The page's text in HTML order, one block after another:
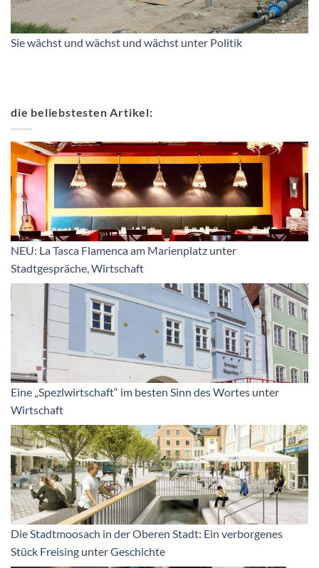
Sie wächst und wächst und wächst unter Politik
die beliebstesten Artikel:
NEU: La Tasca Flamenca am Marienplatz unter
Stadtgespräche Wirtschaft
Eine „Spezlwirtschaft“ im besten Sinn des Wortes unter
Wirtschaft
Die Stadtmoosach in der Oberen Stadt: Ein verborgenes
Stück Freising unterGeschichte